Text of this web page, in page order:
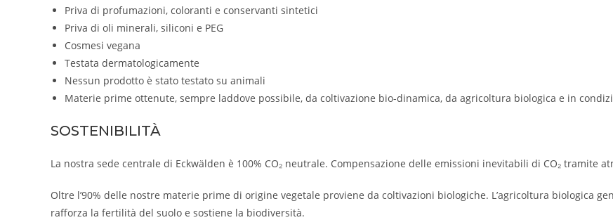
Priva di profumazioni, coloranti e conservanti sintetici
Priva di oli minerali, siliconi e PEG
Cosmesi vegana
Testata dermatologicamente
Nessun prodotto è stato testato su animali
Materie prime ottenute, sempre laddove possibile, da coltivazione bio-dinamica, da agricoltura biologica e in
SOSTENIBILITÀ
La nostra sede centrale di Eckwälden è 100% CO₂ neutrale. Compensazione delle emissioni inevitabili di CO₂ tramite
Oltre l’90% delle nostre materie prime di origine vegetale proviene da coltivazioni biologiche. L’agricoltura biologica
rafforza la fertilità del suolo e sostiene la biodiversità.